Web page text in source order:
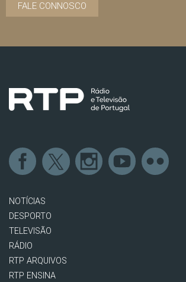
FALE CONNOSCO
NOTÍCIAS
DESPORTO
TELEVISÃO
RÁDIO
RTP ARQUIVOS
RTP ENSINA